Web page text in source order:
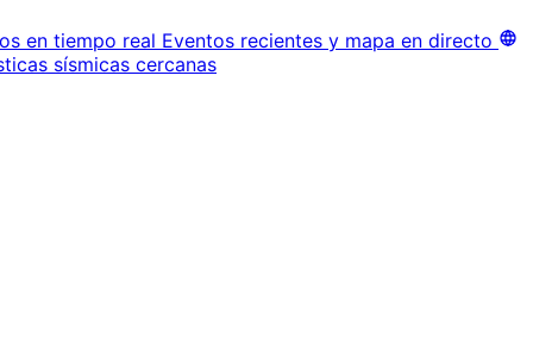
en tiempo real Eventos recientes y mapa en directo
sísmicas cercanas